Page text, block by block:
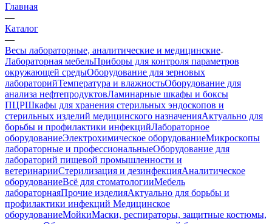
Главная
—
Каталог
—
Весы лабораторные, аналитические и медицинские
Лабораторная мебельПриборы для контроля параметров
окружающей средыОборудование для зерновых
лабораторийТемпература и влажностьОборудование для
анализа нефтепродуктовЛаминарные шкафы и боксы
ПЦРШкафы для хранения стерильных эндоскопов и
стерильных изделий медицинского назначенияАктуально для
борьбы и профилактики инфекцийЛабораторное
оборудованиеЭлектрохимическое оборудованиеМикроскопы
лабораторные и профессиональныеОборудование для
лабораторий пищевой промышленности и
ветеринарииСтерилизация и дезинфекцияАналитическое
оборудованиеВсё для стоматологииМебель
лабораторнаяПрочие изделияАктуально для борьбы и
профилактики инфекций Медицинское
оборудованиеМойкиМаски, респираторы, защитные костюмы,